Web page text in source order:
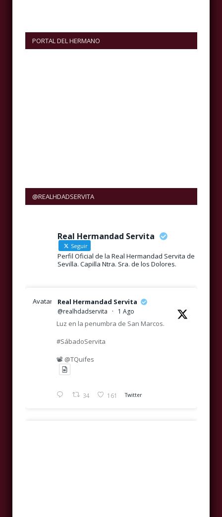
PORTAL DEL HERMANO
@REALHDADSERVITA
Real Hermandad Servita
Seguir
Perfil Oficial de la Real Hermandad Servita de
Sevilla. Capilla Ntra. Sra. de los Dolores.
Avatar Real Hermandad Servita
@realhdadservita · 1 Ago
Luz en la penumbra de San Marcos.
#SábadoServita
📽️ @TQuifes
34 161 Twitter